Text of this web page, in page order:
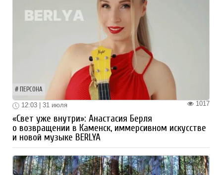
ПЕРСОНА
1017
12:03 | 31 июля
«Свет уже внутри»: Анастасия Берля
о возвращении в Каменск, иммерсивном искусстве
и новой музыке BERLYA